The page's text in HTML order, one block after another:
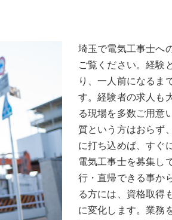
埼玉で電気工事士へ
ご覧ください。経験
り、一人前になるま
す。経験者の求人も
る現場を多数ご用意
質という方はおらず
に打ち込めば、すぐ
電気工事士を募集し
行・直帰できる事か
る方には、資格取得
に変化します。業務